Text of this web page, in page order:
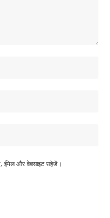
ईमेल और वेबसाइट सहेजें।